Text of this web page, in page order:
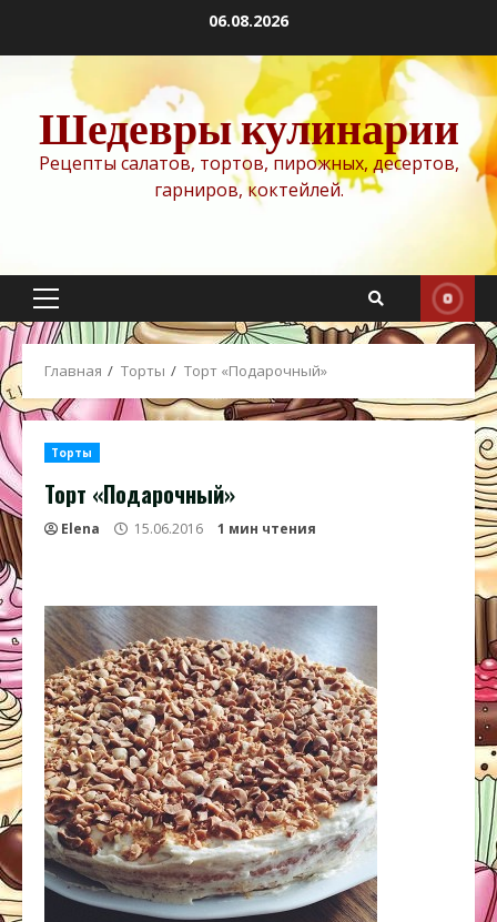
содержимому
06.08.2026
Шедевры кулинарии
Рецепты салатов, тортов, пирожных, десертов,
гарниров, коктейлей.
Основное
меню
Главная Торты Торт «Подарочный»
Торты
Торт «Подарочный»
Elena 15.06.2016 1 мин чтения